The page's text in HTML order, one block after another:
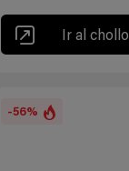
Ir al chollo
-56%